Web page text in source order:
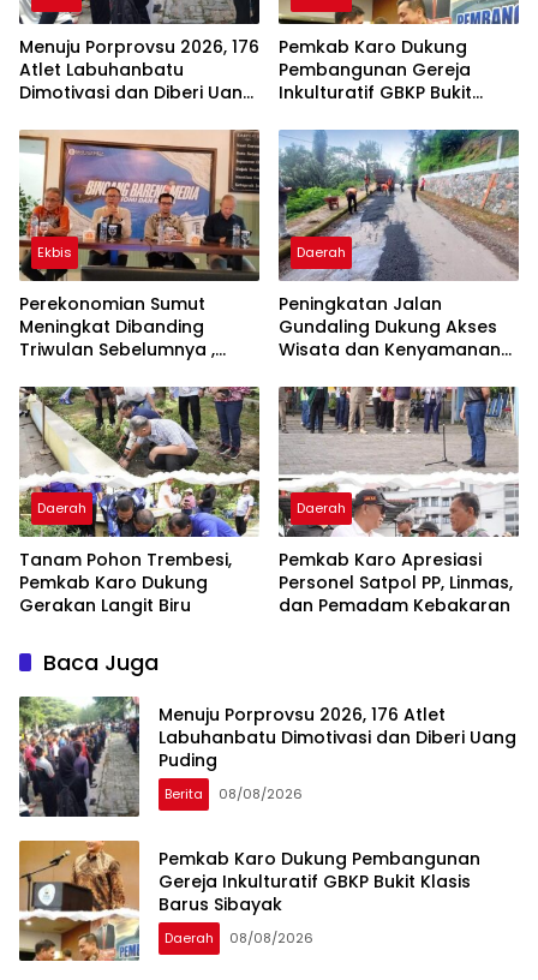
Menuju Porprovsu 2026, 176
Atlet Labuhanbatu
Dimotivasi dan Diberi Uang
Pemkab Karo Dukung
Pembangunan Gereja
Inkulturatif GBKP Bukit
Ekbis
Perekonomian Sumut
Meningkat Dibanding
Triwulan Sebelumnya ,
Daerah
Peningkatan Jalan
Gundaling Dukung Akses
Wisata dan Kenyamanan
Daerah
Tanam Pohon Trembesi,
Pemkab Karo Dukung
Gerakan Langit Biru
Daerah
Pemkab Karo Apresiasi
Personel Satpol PP, Linmas,
dan Pemadam Kebakaran
Baca Juga
Menuju Porprovsu 2026, 176 Atlet
Labuhanbatu Dimotivasi dan Diberi Uang
Puding
Berita 08/08/2026
Pemkab Karo Dukung Pembangunan
Gereja Inkulturatif GBKP Bukit Klasis
Barus Sibayak
Daerah 08/08/2026